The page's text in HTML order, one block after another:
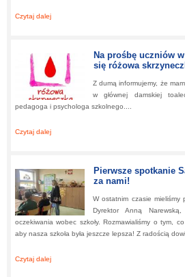
Czytaj dalej
Na prośbę uczniów
się różowa
Z dumą informujemy, że
w głównej damskiej
pedagoga i psychologa szkolnego....
Czytaj dalej
Pierwsze spotkanie
za nami!
W ostatnim czasie mieliśmy
Dyrektor Anną
oczekiwania wobec szkoły. Rozmawialiśmy o tym,
aby nasza szkoła była jeszcze lepsza! Z radością
Czytaj dalej